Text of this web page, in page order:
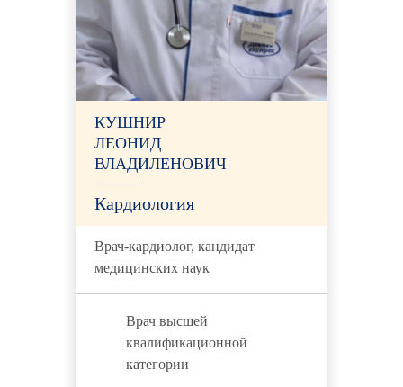
КУШНИР
ЛЕОНИД
ВЛАДИЛЕНОВИЧ
Кардиология
Врач-кардиолог, кандидат
медицинских наук
Врач высшей
квалификационной
категории